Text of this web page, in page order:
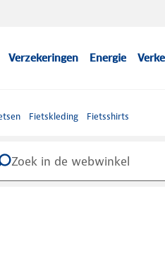
Verzekeringen Energie
Fietskleding Fietsshirts